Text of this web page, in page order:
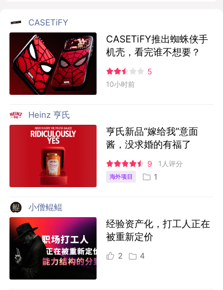
CASETiFY
CASETiFY推出蜘蛛侠手
机壳，看完谁不想要？
5
10小时前
Heinz 亨氏
亨氏新品“嫁给我”意面
酱，没求婚的有福了
9 1人评分
海外项目 1
小僧鲲鲲
经验资产化，打工人正在
被重新定价
2 4